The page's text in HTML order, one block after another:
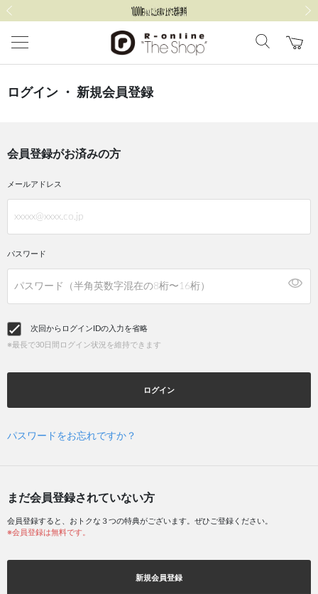
ログイン ・ 新規会員登録
会員登録がお済みの方
メールアドレス
パスワード
次回からログインIDの入力を省略
※最長で30日間ログイン状況を維持できます
ログイン
パスワードをお忘れですか？
まだ会員登録されていない方
会員登録すると、おトクな３つの特典がございます。ぜひご登録ください。
※会員登録は無料です。
新規会員登録